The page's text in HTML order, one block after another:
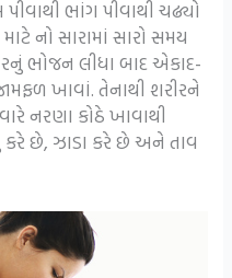
ભાંગ પીવાથી ચઢ્યો
નો સારામાં સારો સમય
ભોજન લીધા બાદ એકાદ-
ખાવાં. તેનાથી શરીરને
નરણા કોઠે ખાવાથી
કરે છે, ઝાડા કરે છે અને તાવ